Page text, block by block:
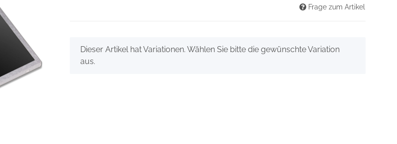
Frage zum Artikel
xDieser Artikel hat Variationen. Wählen Sie bitte die gewünschte Variation
aus.